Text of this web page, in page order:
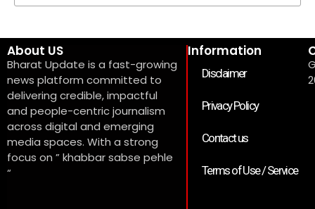
About US
Bharat Update is a fast-growing
news platform committed to
delivering credible, impactful
and people-centric journalism
across digital and emerging
media spaces. With a strong
focus on ” khabbar sabse pehle
“
Information
Disclaimer
Privacy Policy
Contact us
Terms of Use / Service